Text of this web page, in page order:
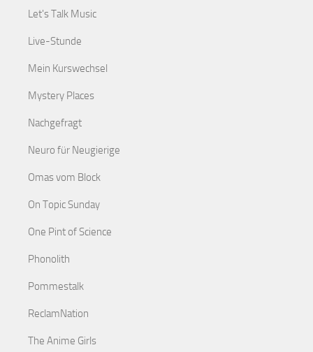
Let's Talk Music
Live-Stunde
Mein Kurswechsel
Mystery Places
Nachgefragt
Neuro für Neugierige
Omas vom Block
On Topic Sunday
One Pint of Science
Phonolith
Pommestalk
ReclamNation
The Anime Girls